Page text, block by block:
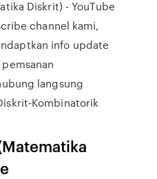
Diskrit) - YouTube
channel kami,
info update
langsung
Kombinatorik